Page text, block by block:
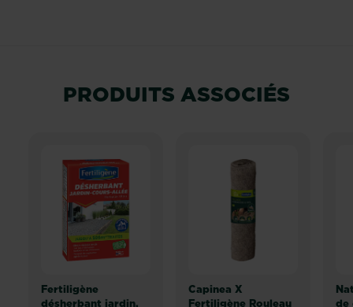
PRODUITS ASSOCIÉS
Fertiligène
désherbant jardin,
Capinea X
Fertiligène Rouleau
de